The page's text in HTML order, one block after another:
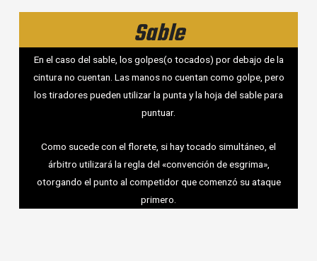
Sable
En el caso del sable, los golpes(o tocados) por debajo de la
cintura no cuentan. Las manos no cuentan como golpe, pero
los tiradores pueden utilizar la punta y la hoja del sable para
puntuar.
Como sucede con el florete, si hay tocado simultáneo, el
árbitro utilizará la regla del «convención de esgrima»,
otorgando el punto al competidor que comenzó su ataque
primero.